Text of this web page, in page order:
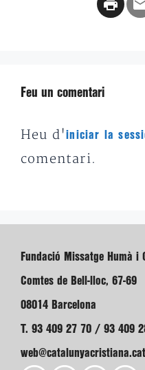
Feu un comentari
Heu d'iniciar la
comentari.
Fundació Missatge Humà i
Comtes de Bell-lloc, 67-69
08014 Barcelona
T. 93 409 27 70 / 93 409
web@catalunyacristiana.cat